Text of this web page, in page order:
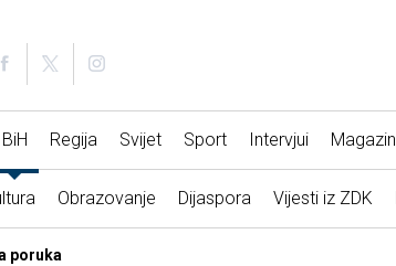
BiH Regija Svijet Sport Intervjui Magazin
Obrazovanje Dijaspora Vijesti iz ZDK
poruka